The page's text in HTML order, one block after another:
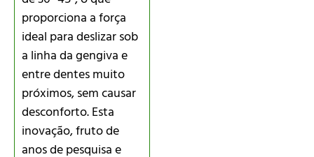
proporciona a força
ideal para deslizar sob
a linha da gengiva e
entre dentes muito
próximos, sem causar
desconforto. Esta
inovação, fruto de
anos de pesquisa e